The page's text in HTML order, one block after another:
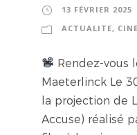
13 FÉVRIER 2025
ACTUALITE,
Rendez-vous
Maeterlinck Le
la projection de
Accuse) réalisé